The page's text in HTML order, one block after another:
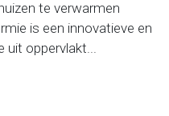
te verwarmen
is een innovatieve en
uit oppervlakt...